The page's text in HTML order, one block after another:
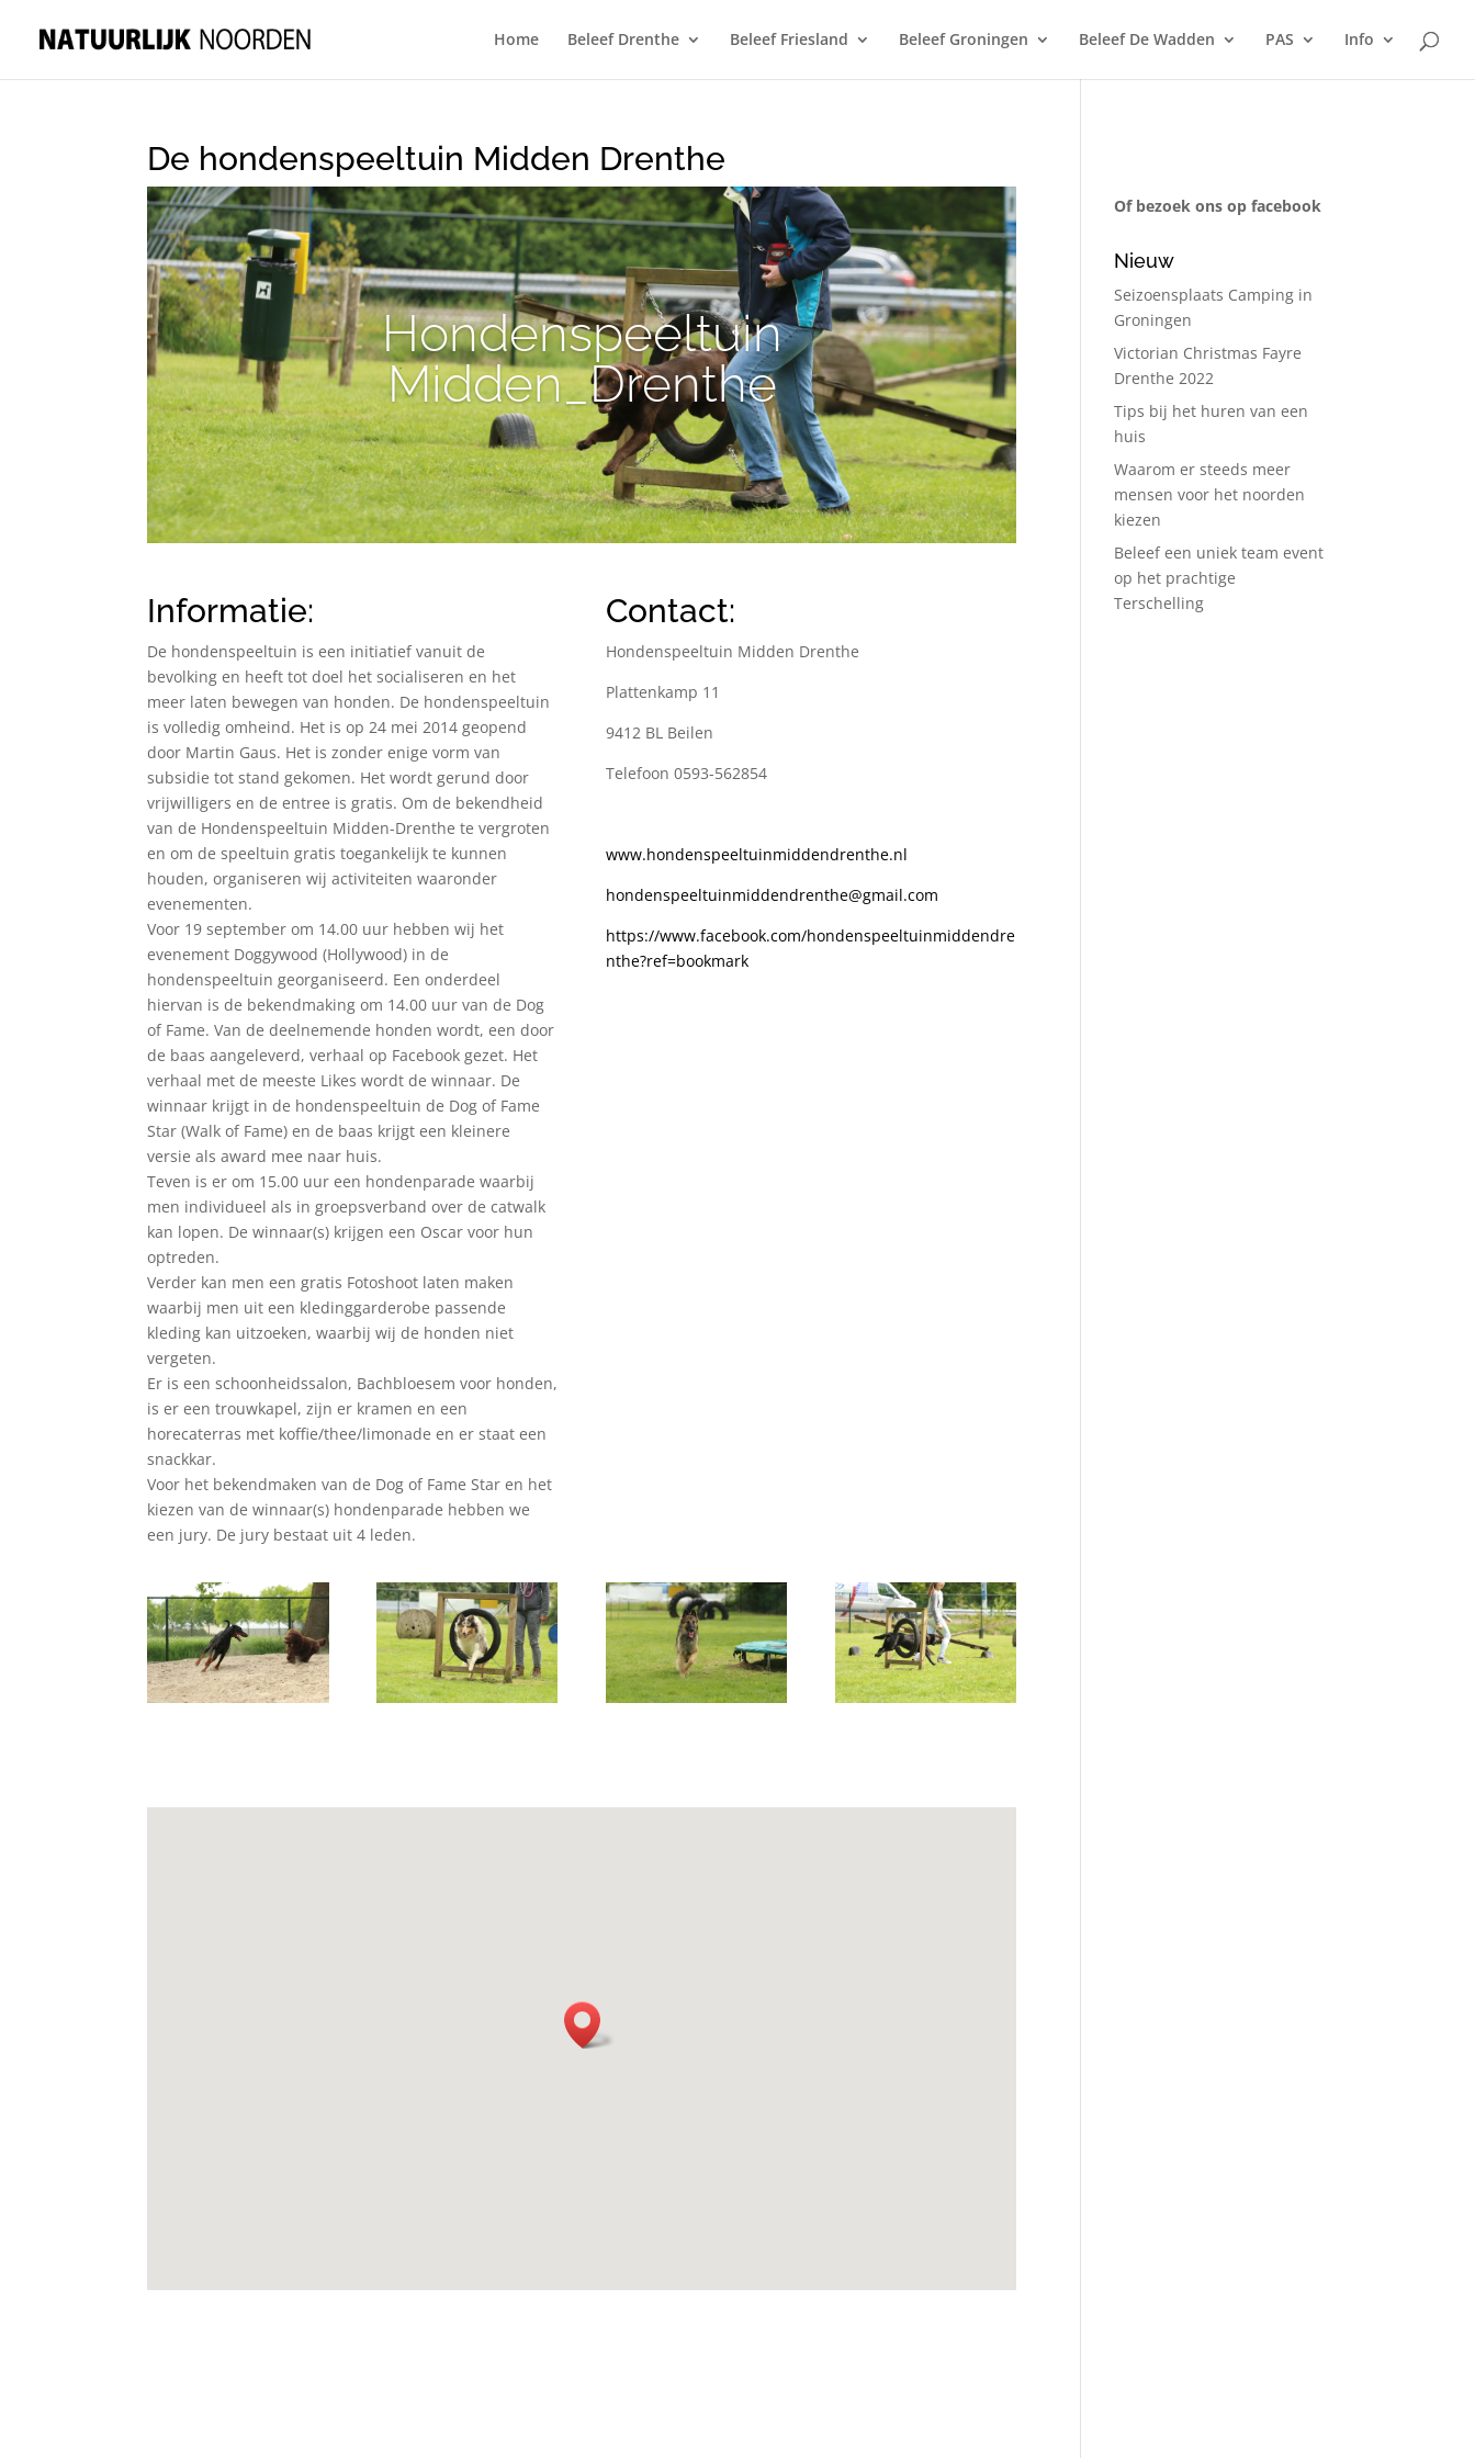
Home Beleef Drenthe Beleef Friesland Beleef Groningen Beleef De Wadden PAS Info
De hondenspeeltuin Midden Drenthe
Hondenspeeltuin
Midden_Drenthe
Informatie:
De hondenspeeltuin is een initiatief vanuit de
bevolking en heeft tot doel het socialiseren en het
meer laten bewegen van honden. De hondenspeeltuin
is volledig omheind. Het is op 24 mei 2014 geopend
door Martin Gaus. Het is zonder enige vorm van
subsidie tot stand gekomen. Het wordt gerund door
vrijwilligers en de entree is gratis. Om de bekendheid
van de Hondenspeeltuin Midden-Drenthe te vergroten
en om de speeltuin gratis toegankelijk te kunnen
houden, organiseren wij activiteiten waaronder
evenementen.
Voor 19 september om 14.00 uur hebben wij het
evenement Doggywood (Hollywood) in de
hondenspeeltuin georganiseerd. Een onderdeel
hiervan is de bekendmaking om 14.00 uur van de Dog
of Fame. Van de deelnemende honden wordt, een door
de baas aangeleverd, verhaal op Facebook gezet. Het
verhaal met de meeste Likes wordt de winnaar. De
winnaar krijgt in de hondenspeeltuin de Dog of Fame
Star (Walk of Fame) en de baas krijgt een kleinere
versie als award mee naar huis.
Teven is er om 15.00 uur een hondenparade waarbij
men individueel als in groepsverband over de catwalk
kan lopen. De winnaar(s) krijgen een Oscar voor hun
optreden.
Verder kan men een gratis Fotoshoot laten maken
waarbij men uit een kledinggarderobe passende
kleding kan uitzoeken, waarbij wij de honden niet
vergeten.
Er is een schoonheidssalon, Bachbloesem voor honden,
is er een trouwkapel, zijn er kramen en een
horecaterras met koffie/thee/limonade en er staat een
snackkar.
Voor het bekendmaken van de Dog of Fame Star en het
kiezen van de winnaar(s) hondenparade hebben we
een jury. De jury bestaat uit 4 leden.
Contact:
Hondenspeeltuin Midden Drenthe
Plattenkamp 11
9412 BL Beilen
Telefoon 0593-562854
www.hondenspeeltuinmiddendrenthe.nl
hondenspeeltuinmiddendrenthe@gmail.com
https://www.facebook.com/hondenspeeltuinmiddendre
nthe?ref=bookmark
Of bezoek ons op facebook
Nieuw
Seizoensplaats Camping in
Groningen
Victorian Christmas Fayre
Drenthe 2022
Tips bij het huren van een
huis
Waarom er steeds meer
mensen voor het noorden
kiezen
Beleef een uniek team event
op het prachtige
Terschelling